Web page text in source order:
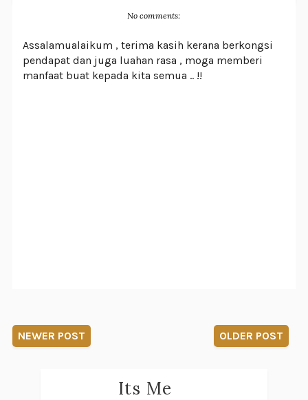
No comments:
Assalamualaikum , terima kasih kerana berkongsi
pendapat dan juga luahan rasa , moga memberi
manfaat buat kepada kita semua .. !!
NEWER POST OLDER POST
Its Me